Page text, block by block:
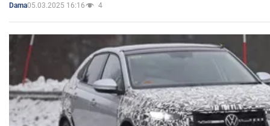
Dama05.03.2025 16:16 4